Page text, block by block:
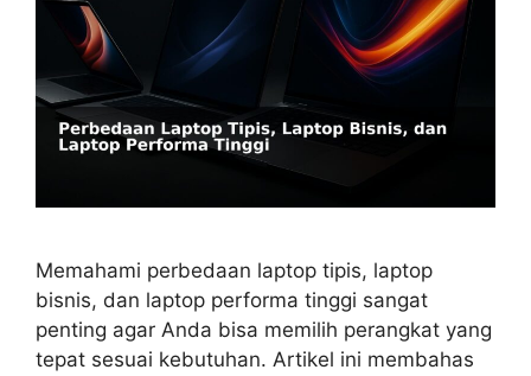
Memahami perbedaan laptop tipis, laptop
bisnis, dan laptop performa tinggi sangat
penting agar Anda bisa memilih perangkat yang
tepat sesuai kebutuhan. Artikel ini membahas